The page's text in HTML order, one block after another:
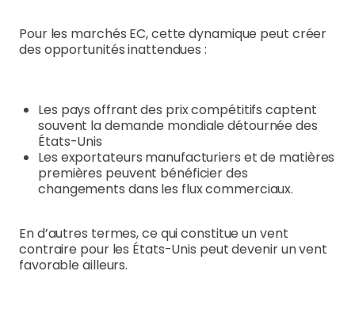
Pour les marchés EC, cette dynamique peut créer
des opportunités inattendues :
Les pays offrant des prix compétitifs captent
souvent la demande mondiale détournée des
États-Unis
Les exportateurs manufacturiers et de matières
premières peuvent bénéficier des
changements dans les flux commerciaux.
En d’autres termes, ce qui constitue un vent
contraire pour les États-Unis peut devenir un vent
favorable ailleurs.